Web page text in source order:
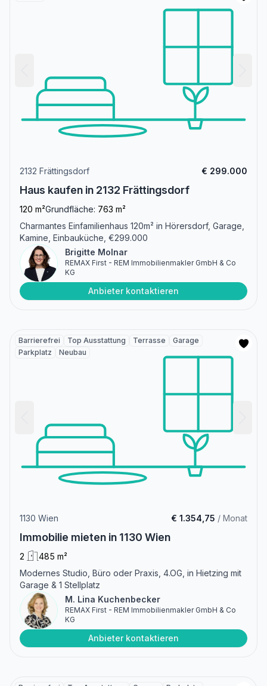
2132 Frättingsdorf € 299.000
Haus kaufen in 2132 Frättingsdorf
120 m²Grundfläche: 763 m²
Charmantes Einfamilienhaus 120m² in Hörersdorf, Garage,
Kamine, Einbauküche, €299.000
Brigitte Molnar
REMAX First - REM Immobilienmakler GmbH & Co
KG
Anbieter kontaktieren
Barrierefrei Top Ausstattung Terrasse
Garage
Parkplatz
Neubau
1130 Wien € 1.354,75 / Monat
Immobilie mieten in 1130 Wien
2
485 m²
Modernes Studio, Büro oder Praxis, 4.OG, in Hietzing mit
Garage & 1 Stellplatz
M. Lina Kuchenbecker
REMAX First - REM Immobilienmakler GmbH & Co
KG
Anbieter kontaktieren